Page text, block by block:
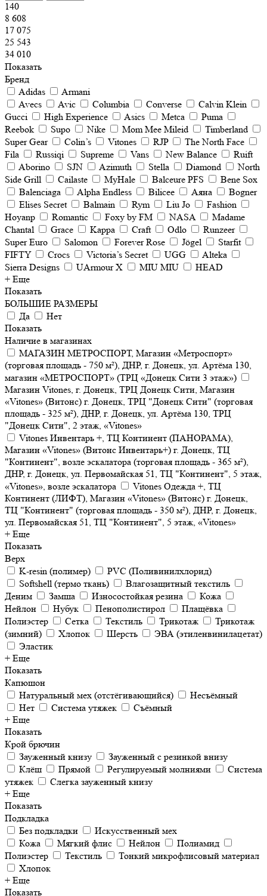
140
8 608
17 075
25 543
34 010
Показать
Бренд
Adidas
Armani
Avecs
Avic Columbia Converse
Calvin Klein
Gucci
High Experience Asics Metca
Puma
Reebok
Supo Nike Mom Mee Mileid
Timberland
Super Gear
Colin’s Vitones RJP
The North Face
Fila
Russiqi Supreme Vans New Balance
Ruift
Aborino
SJN Azimuth Stella Diamond
North
Side Grill
Cailaste MyHale Balceure PFS
Bene Sox
Balenciaga
Alpha Endless Bilicee Аяна
Bogner
Elises Secret
Balmain Rym Liu Jo
Fashion
Hoyanp
Romantic Foxy by FM NASA
Madame
Chantal
Grace Kappa Craft Odlo
Runzeer
Super Euro
Salomon Forever Rose Jögel
Starfit
FIFTY
Crocs Victoria’s Secret UGG
Alteka
Sierra Designs
UArmour X MIU MIU
HEAD
+ Еще
Показать
БОЛЬШИЕ РАЗМЕРЫ
Да
Нет
Показать
Наличие в магазинах
МАГАЗИН МЕТРОСПОРТ, Магазин «Метроспорт»
(торговая площадь - 750 м²), ДНР, г. Донецк, ул. Артёма 130,
магазин «МЕТРОСПОРТ» (ТРЦ «Донецк Сити 3 этаж»)
Магазин Vitones, г. Донецк, ТРЦ Донецк Сити, Магазин
«Vitones» (Витонс) г. Донецк, ТРЦ "Донецк Сити" (торговая
площадь - 325 м²), ДНР, г. Донецк, ул. Артёма 130, ТРЦ
"Донецк Сити", 2 этаж, «Vitones»
Vitones Инвентарь +, ТЦ Континент (ПАНОРАМА),
Магазин «Vitones» (Витонс Инвентарь+) г. Донецк, ТЦ
"Континент", возле эскалатора (торговая площадь - 365 м²),
ДНР, г. Донецк, ул. Первомайская 51, ТЦ "Континент", 5 этаж,
«Vitones», возле эскалатора
Vitones Одежда +, ТЦ
Континент (ЛИФТ), Магазин «Vitones» (Витонс) г. Донецк,
ТЦ "Континент" (торговая площадь - 350 м²), ДНР, г. Донецк,
ул. Первомайская 51, ТЦ "Континент", 5 этаж, «Vitones»
+ Еще
Показать
Верх
K-resin (полимер)
PVC (Поливинилхлорид)
Softshell (термо ткань)
Влагозащитный текстиль
Деним
Замша Износостойкая резина
Кожа
Нейлон
Нубук Пенополистирол
Плащёвка
Полиэстер
Сетка Текстиль Трикотаж
Трикотаж
(зимний)
Хлопок Шерсть
ЭВА (этиленвинилацетат)
Эластик
+ Еще
Показать
Капюшон
Натуральный мех (отстёгивающийся)
Несъёмный
Нет
Система утяжек
Съёмный
+ Еще
Показать
Крой брючин
Зауженный книзу
Зауженный с резинкой внизу
Клёш
Прямой Регулируемый молниями
Система
утяжек
Слегка зауженный книзу
+ Еще
Показать
Подкладка
Без подкладки
Искусственный мех
Кожа
Мягкий флис Нейлон
Полиамид
Полиэстер
Текстиль
Тонкий микрофлисовый материал
Хлопок
+ Еще
Показать